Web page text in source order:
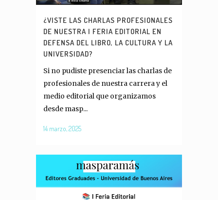
¿VISTE LAS CHARLAS PROFESIONALES
DE NUESTRA I FERIA EDITORIAL EN
DEFENSA DEL LIBRO, LA CULTURA Y LA
UNIVERSIDAD?
Si no pudiste presenciar las charlas de
profesionales de nuestra carrera y el
medio editorial que organizamos
desde masp...
14 marzo, 2025